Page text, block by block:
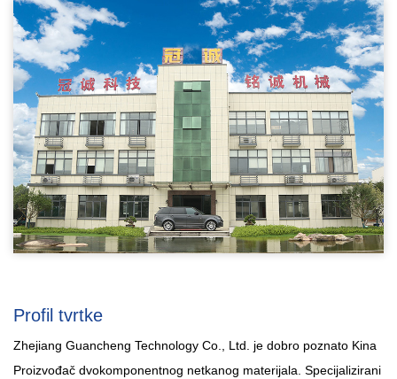
Profil tvrtke
Zhejiang Guancheng Technology Co., Ltd. je dobro poznato Kina
Proizvođač dvokomponentnog netkanog materijala. Specijalizirani